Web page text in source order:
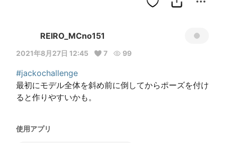
REIRO_MCno151
2021年8月27日 12:45 7 99
#jackochallenge
最初にモデル全体を斜め前に倒してからポーズを付け
ると作りやすいかも。
使用アプリ